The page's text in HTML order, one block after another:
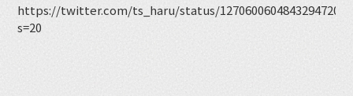
https://twitter.com/ts_haru/status/1270600604843294720?
s=20